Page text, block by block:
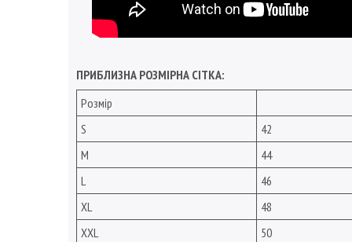
ПРИБЛИЗНА РОЗМІРНА СІТКА:
Розмір
S
42
M
44
L
46
XL
48
XXL
50